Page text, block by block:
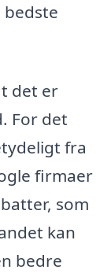
det er
For det
fra
firmaer
som
kan
bedre